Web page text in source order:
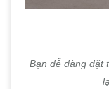
Bạn dễ dàng đặt